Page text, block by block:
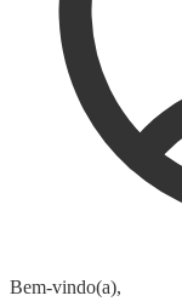
Bem-vindo(a),